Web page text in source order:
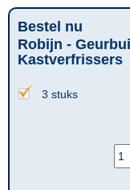
Bestel nu
Robijn -
Kastverfrissers
3 stuks